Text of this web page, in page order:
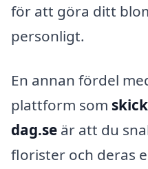
för att göra ditt
personligt.
En annan fördel
plattform som
dag.se är att du
florister och deras